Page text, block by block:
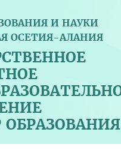
И НАУКИ
ОСЕТИЯ-АЛАНИЯ